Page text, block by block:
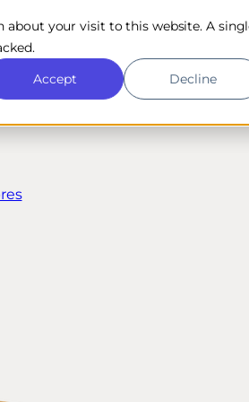
about your visit to this website. A
Accept Decline